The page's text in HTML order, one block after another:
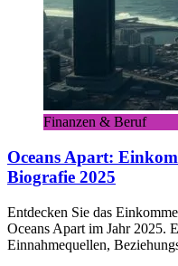
Finanzen & Beruf
Oceans Apart:
Biografie 2025
Entdecken Sie das
Oceans Apart im Jahr 2025.
Einnahmequellen,